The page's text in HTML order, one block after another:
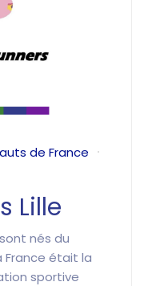
de France
Lille
nés du
France était la
sportive